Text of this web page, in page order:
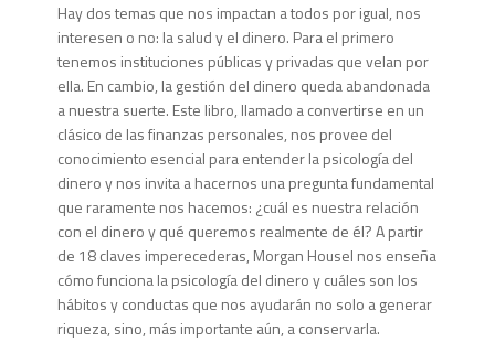
Hay dos temas que nos impactan a todos por igual, nos
interesen o no: la salud y el dinero. Para el primero
tenemos instituciones públicas y privadas que velan por
ella. En cambio, la gestión del dinero queda abandonada
a nuestra suerte. Este libro, llamado a convertirse en un
clásico de las finanzas personales, nos provee del
conocimiento esencial para entender la psicología del
dinero y nos invita a hacernos una pregunta fundamental
que raramente nos hacemos: ¿cuál es nuestra relación
con el dinero y qué queremos realmente de él? A partir
de 18 claves imperecederas, Morgan Housel nos enseña
cómo funciona la psicología del dinero y cuáles son los
hábitos y conductas que nos ayudarán no solo a generar
riqueza, sino, más importante aún, a conservarla.